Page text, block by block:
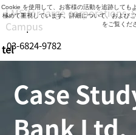
tel03-6824-9782
LMS for large corporations,
Campus
Case
Cookie を使用して、お客様の活動を追跡しても
極めて重視しています。詳細について、および
をご覧くだ